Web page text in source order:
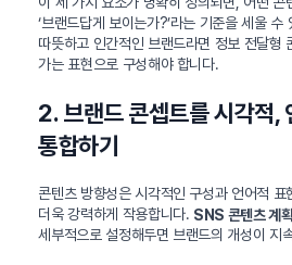
‘브랜드답게 보이는가?’라는 기준을 세울 수
따뜻하고 인간적인 브랜드라면 정보 전달형
가는 표현으로 구성해야 합니다.
2. 브랜드 콘셉트를 시각적,
통합하기
콘텐츠 방향성은 시각적인 구성과 언어적 표
더욱 강력하게 작용합니다. SNS 콘텐츠 계획
세부적으로 설정해두면 브랜드의 개성이 지